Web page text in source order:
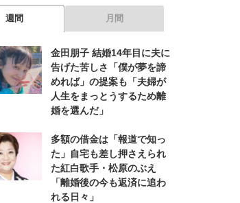
週間 月間
金田朋子 結婚14年目に夫に
告げた苦しさ「僕が夢を諦
めれば」の提案も「夫婦が
人生をまっとうするため離
婚を選んだ」
多額の借金は「報道で知っ
た」自宅も差し押さえられ
た紅白歌手・松原のぶえ
「離婚後の今も返済に追わ
れる日々」